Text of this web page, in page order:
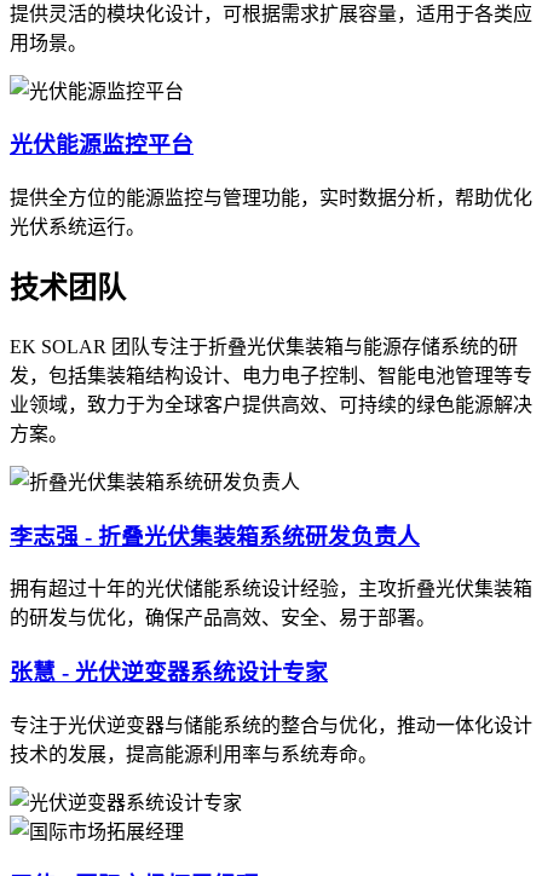
提供灵活的模块化设计，可根据需求扩展容量，适用于各类应
用场景。
光伏能源监控平台
提供全方位的能源监控与管理功能，实时数据分析，帮助优化
光伏系统运行。
技术团队
EK SOLAR 团队专注于折叠光伏集装箱与能源存储系统的研
发，包括集装箱结构设计、电力电子控制、智能电池管理等专
业领域，致力于为全球客户提供高效、可持续的绿色能源解决
方案。
李志强 - 折叠光伏集装箱系统研发负责人
拥有超过十年的光伏储能系统设计经验，主攻折叠光伏集装箱
的研发与优化，确保产品高效、安全、易于部署。
张慧 - 光伏逆变器系统设计专家
专注于光伏逆变器与储能系统的整合与优化，推动一体化设计
技术的发展，提高能源利用率与系统寿命。